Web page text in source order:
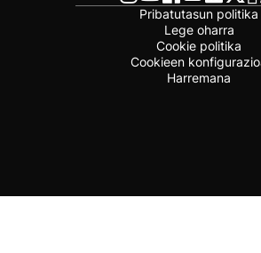
Pribatutasun politika
Lege oharra
Cookie politika
Cookieen
Harremana